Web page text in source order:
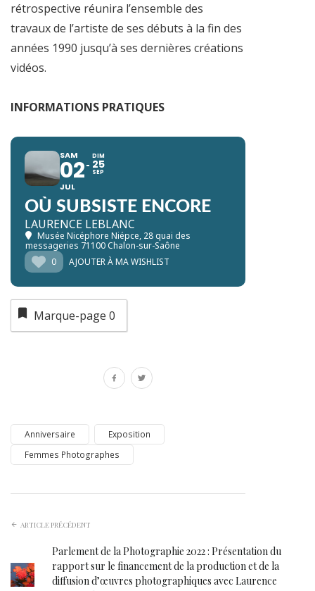
rétrospective réunira l’ensemble des
travaux de l’artiste de ses débuts à la fin des
années 1990 jusqu’à ses dernières créations
vidéos.
INFORMATIONS PRATIQUES
SAM
02
JUL
DIM
25
SEP
OÙ SUBSISTE ENCORE
LAURENCE LEBLANC
Musée Nicéphore Niépce, 28 quai des
messageries 71100 Chalon-sur-Saône
0
AJOUTER À MA WISHLIST
Marque-page 0
Anniversaire
Exposition
Femmes Photographes
ARTICLE PRÉCÉDENT
Parlement de la Photographie 2022 : Présentation du
rapport sur le financement de la production et de la
diffusion d’œuvres photographiques avec Laurence